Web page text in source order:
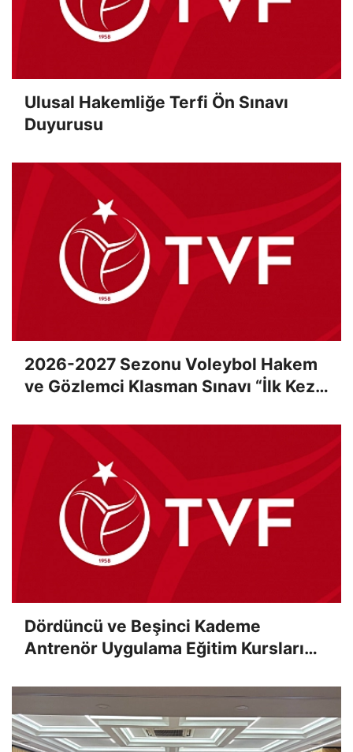
Ulusal Hakemliğe Terfi Ön Sınavı
Duyurusu
2026-2027 Sezonu Voleybol Hakem
ve Gözlemci Klasman Sınavı “İlk Kez”
Dördüncü ve Beşinci Kademe
Antrenör Uygulama Eğitim Kursları